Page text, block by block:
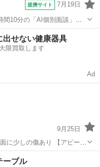
提携サイト 7月19日
間10分の「AI個別面談」が
受付業務！夜勤勤務！日払
ックドライバーの受付業
出せない健康器具
限買取します
Ad
9月25日
に少しの傷あり 【アピール
ない方、
をご了承いただける方のみ
IKEA
ーブル